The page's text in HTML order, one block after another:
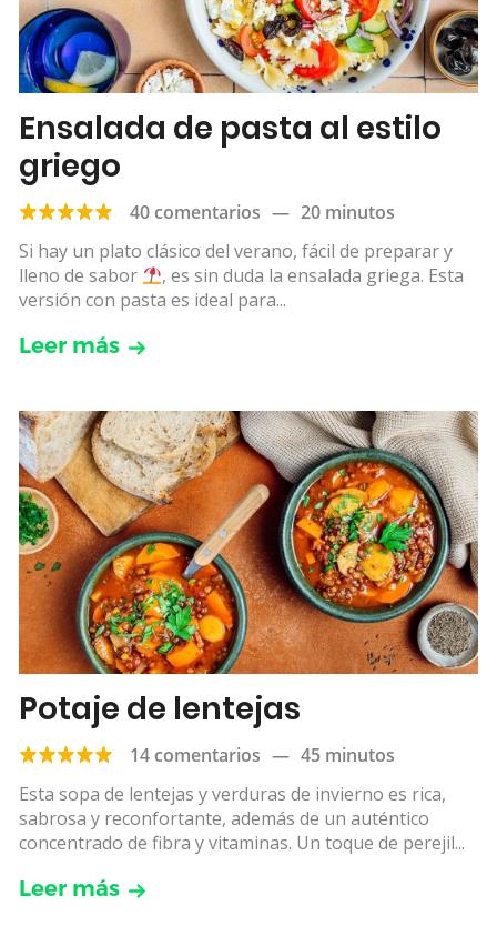
Ensalada de pasta al estilo
griego
40 comentarios — 20 minutos
Si hay un plato clásico del verano, fácil de preparar y
lleno de sabor
, es sin duda la ensalada griega. Esta
versión con pasta es ideal para...
Leer más
Potaje de lentejas
14 comentarios — 45 minutos
Esta sopa de lentejas y verduras de invierno es rica,
sabrosa y reconfortante, además de un auténtico
concentrado de fibra y vitaminas. Un toque de perejil...
Leer más